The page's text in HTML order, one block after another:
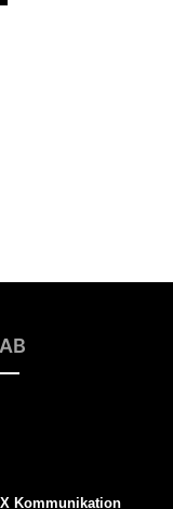
Kommunikation